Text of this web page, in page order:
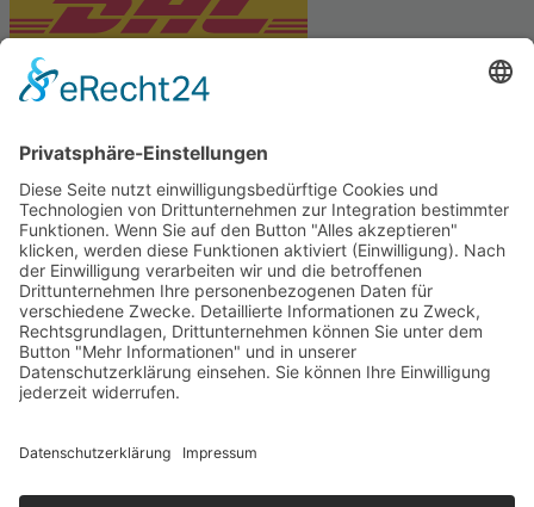
Tekal – Textile Lebensqualität
Exklusive moderne & Orientteppiche
Feuerwerk XXL
Pyrotechnik online bestellen
© Stadtmühle Waldenbuch 2026
und Mühlenprodukte ·
Cookie-Einstellungen
Alle Preise inkl. der gesetzlichen MwSt.